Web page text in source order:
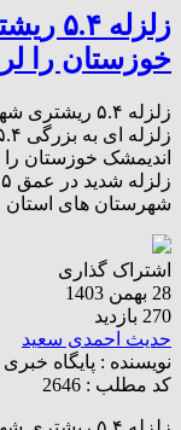
خوزستان را
زلزله ۵.۴
اندیمشک خوزستان را
شهرستان های استان
اشتراک گذاری
28 بهمن 1403
270 بازدید
حدیث احمدی سعید
نویسنده : پایگاه
کد مطلب : 2646